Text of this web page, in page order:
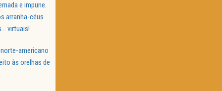
e impune.
arranha-céus
virtuais!
americano
às orelhas de